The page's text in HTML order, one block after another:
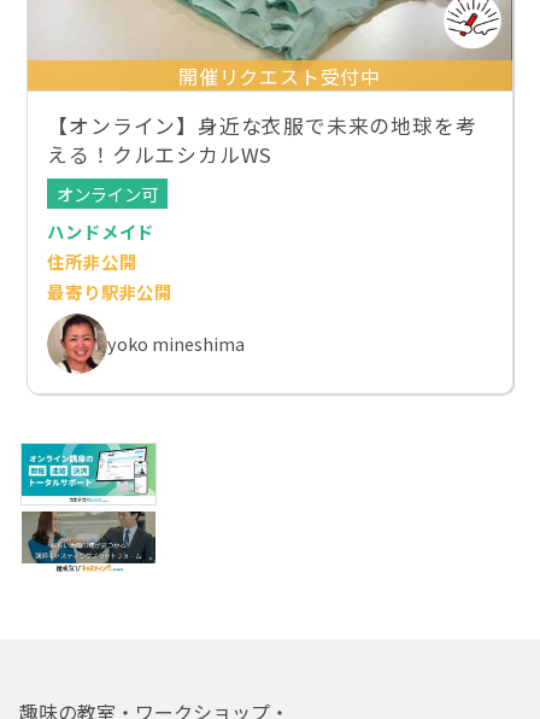
開催リクエスト受付中
【オンライン】身近な衣服で未来の地球を考
える！クルエシカルWS
オンライン可
ハンドメイド
住所非公開
最寄り駅非公開
yoko mineshima
趣味の教室・ワークショップ・